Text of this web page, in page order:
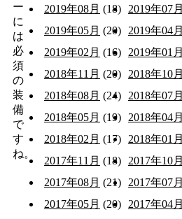
ー
に
は
必
須
の
装
備
で
す
ね。
2019年08月 (18) 2019年07月
2019年05月 (20) 2019年04月
2019年02月 (16) 2019年01月
2018年11月 (20) 2018年10月
2018年08月 (24) 2018年07月
2018年05月 (19) 2018年04月
2018年02月 (17) 2018年01月
2017年11月 (18) 2017年10月
2017年08月 (21) 2017年07月
2017年05月 (20) 2017年04月